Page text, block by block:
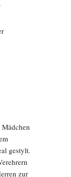
gestylt.
zur